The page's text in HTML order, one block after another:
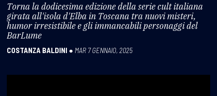
Torna la dodicesima edizione della serie cult italiana
girata all'isola d'Elba in Toscana tra nuovi misteri,
humor irresistibile e gli immancabili personaggi del
BarLume
COSTANZA BALDINI ● MAR 7 GENNAIO, 2025